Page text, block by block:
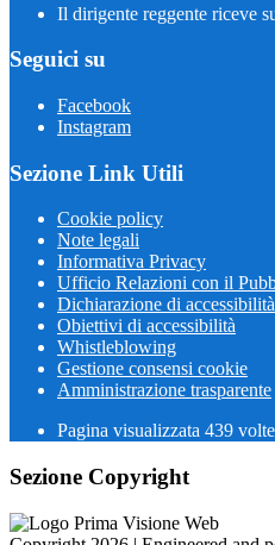
Il dirigente reggente riceve
Seguici su
Facebook
Instagram
Sezione Link Utili
Cookie policy
Note legali
Informativa Privacy
Ufficio Relazioni con il
Dichiarazione di accessibilità
Obiettivi di accessibilità
Whistleblowing
Gestione consensi cookie
Amministrazione trasparente
Pagina visualizzata 439 volte
Sezione Copyright